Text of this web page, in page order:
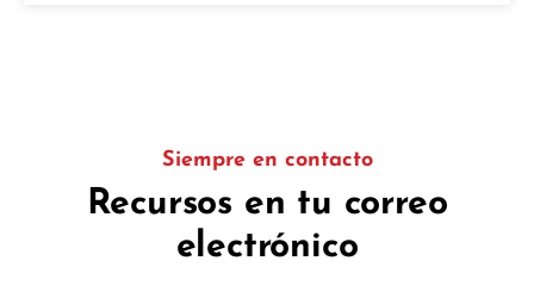
Siempre en contacto
Recursos en tu correo
electrónico